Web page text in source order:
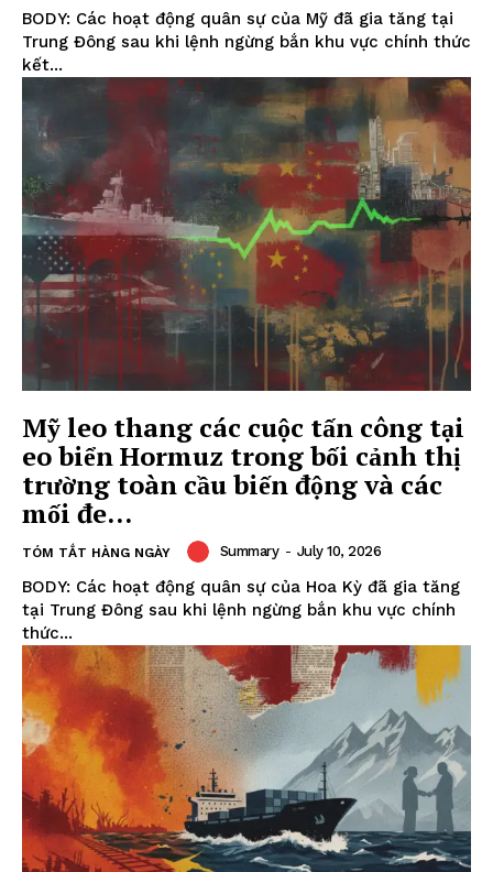
BODY: Các hoạt động quân sự của Mỹ đã gia tăng tại
Trung Đông sau khi lệnh ngừng bắn khu vực chính thức
kết...
Mỹ leo thang các cuộc tấn công tại
eo biển Hormuz trong bối cảnh thị
trường toàn cầu biến động và các
mối đe...
TÓM TẮT HÀNG NGÀY Summary - July 10, 2026
BODY: Các hoạt động quân sự của Hoa Kỳ đã gia tăng
tại Trung Đông sau khi lệnh ngừng bắn khu vực chính
thức...